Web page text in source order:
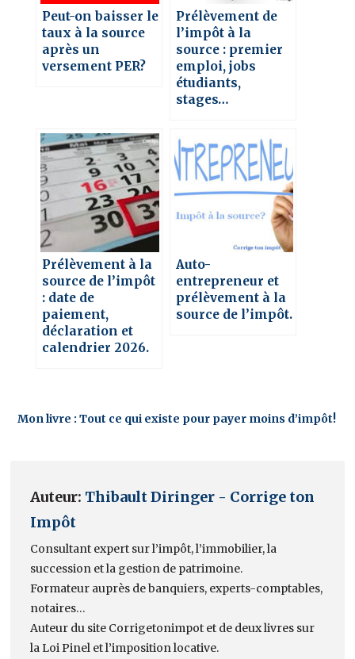
Peut-on baisser le
taux à la source
après un
versement PER?
Prélèvement de
l’impôt à la
source : premier
emploi, jobs
étudiants,
stages…
Prélèvement à la
source de l’impôt
: date de
paiement,
déclaration et
calendrier 2026.
Auto-
entrepreneur et
prélèvement à la
source de l’impôt.
Mon livre : Tout ce qui existe pour payer moins d’impôt!
Auteur: Thibault Diringer - Corrige ton
Impôt
Consultant expert sur l’impôt, l’immobilier, la
succession et la gestion de patrimoine.
Formateur auprès de banquiers, experts-comptables,
notaires…
Auteur du site Corrigetonimpot et de deux livres sur
la Loi Pinel et l’imposition locative.